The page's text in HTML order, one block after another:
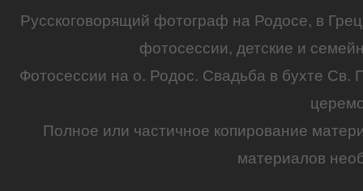
Русскоговорящий фотограф на Родосе, в
фотосессии, детские и
Фотосессии на о. Родос. Свадьба в бухте Св.
Полное или частичное копирование
материалов